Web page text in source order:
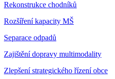
Rekonstrukce chodníků
Rozšíření kapacity MŠ
Separace odpadů
Zajištění dopravy multimodality
Zlepšení strategického řízení obce